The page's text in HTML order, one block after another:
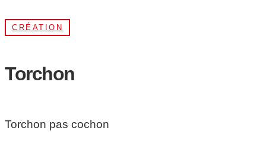
CRÉATION
Torchon
Torchon pas cochon